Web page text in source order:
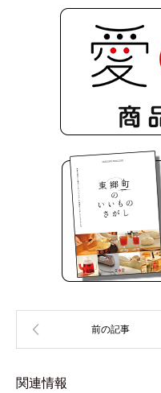
関連情報